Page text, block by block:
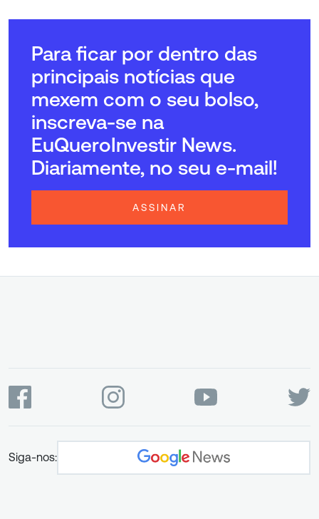
Para ficar por dentro das
principais notícias que
mexem com o seu bolso,
inscreva-se na
EuQueroInvestir News.
Diariamente, no seu e-mail!
ASSINAR
Siga-nos: